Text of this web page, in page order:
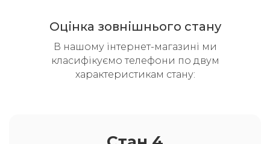
Оцінка зовнішнього стану
В нашому інтернет-магазині ми
класифікуємо телефони по двум
характеристикам стану: